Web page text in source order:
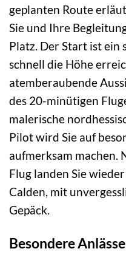
geplanten Route
Sie und Ihre
Platz. Der Start ist ein
schnell die Höhe
atemberaubende
des 20-minütigen
malerische
Pilot wird Sie auf
aufmerksam machen.
Flug landen Sie
Calden, mit
Gepäck.
Besondere